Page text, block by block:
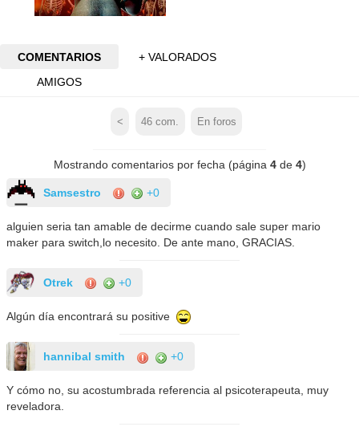
COMENTARIOS
+ VALORADOS
AMIGOS
< 46 com. En foros
Mostrando comentarios por fecha (página 4de 4)
Samsestro +0
alguien seria tan amable de decirme cuando sale super mario
maker para switch,lo necesito. De ante mano, GRACIAS.
Otrek +0
Algún día encontrará su positive
hannibal smith +0
Y cómo no, su acostumbrada referencia al psicoterapeuta, muy
reveladora.